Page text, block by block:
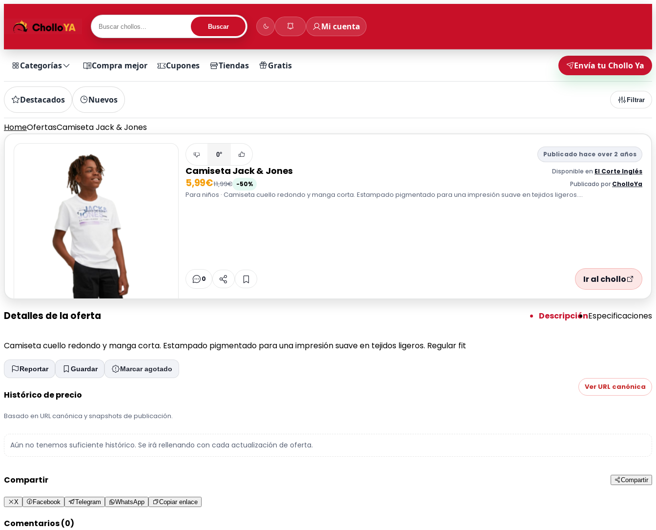
Buscar Mi cuenta
Categorías Compra mejor Cupones Tiendas Gratis Envía tu Chollo Ya
Destacados Nuevos Filtrar
HomeOfertasCamiseta Jack & Jones
0° Publicado hace over 2 años
Camiseta Jack & Jones Disponible en El Corte Inglés
5,99€11,99€ -50% Publicado por CholloYa
Para niños · Camiseta cuello redondo y manga corta. Estampado pigmentado para una impresión suave en tejidos ligeros....
0 Ir al chollo
Detalles de la oferta DescripciónEspecificaciones
Camiseta cuello redondo y manga corta. Estampado pigmentado para una impresión suave en tejidos ligeros. Regular fit
Reportar Guardar Marcar agotado
Histórico de precio
Basado en URL canónica y snapshots de publicación.
Ver URL canónica
Aún no tenemos suficiente histórico. Se irá rellenando con cada actualización de oferta.
Compartir Compartir
X Facebook Telegram WhatsApp Copiar enlace
Comentarios (0)